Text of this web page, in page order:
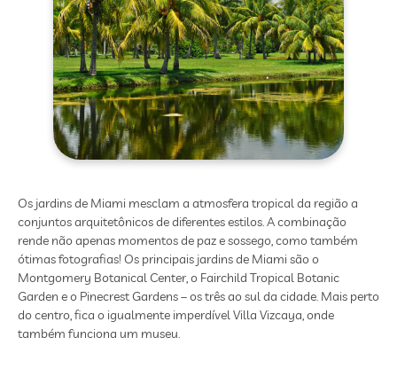
Os jardins de Miami mesclam a atmosfera tropical da região a
conjuntos arquitetônicos de diferentes estilos. A combinação
rende não apenas momentos de paz e sossego, como também
ótimas fotografias! Os principais jardins de Miami são o
Montgomery Botanical Center, o Fairchild Tropical Botanic
Garden e o Pinecrest Gardens – os três ao sul da cidade. Mais perto
do centro, fica o igualmente imperdível Villa Vizcaya, onde
também funciona um museu.